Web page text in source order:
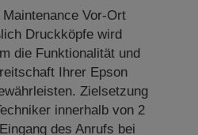
Vor-Ort
Druckköpfe wird
die Funktionalität und
Ihrer Epson
Zielsetzung
innerhalb von 2
des Anrufs bei